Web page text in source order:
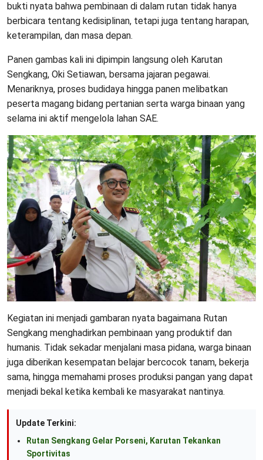
bukti nyata bahwa pembinaan di dalam rutan tidak hanya
berbicara tentang kedisiplinan, tetapi juga tentang harapan,
keterampilan, dan masa depan.
Panen gambas kali ini dipimpin langsung oleh Karutan
Sengkang, Oki Setiawan, bersama jajaran pegawai.
Menariknya, proses budidaya hingga panen melibatkan
peserta magang bidang pertanian serta warga binaan yang
selama ini aktif mengelola lahan SAE.
Kegiatan ini menjadi gambaran nyata bagaimana Rutan
Sengkang menghadirkan pembinaan yang produktif dan
humanis. Tidak sekadar menjalani masa pidana, warga binaan
juga diberikan kesempatan belajar bercocok tanam, bekerja
sama, hingga memahami proses produksi pangan yang dapat
menjadi bekal ketika kembali ke masyarakat nantinya.
Update Terkini:
Rutan Sengkang Gelar Porseni, Karutan Tekankan
Sportivitas